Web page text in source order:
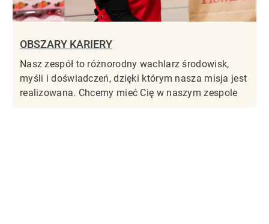
OBSZARY KARIERY
Nasz zespół to różnorodny wachlarz środowisk,
myśli i doświadczeń, dzięki którym nasza misja jest
realizowana. Chcemy mieć Cię w naszym zespole